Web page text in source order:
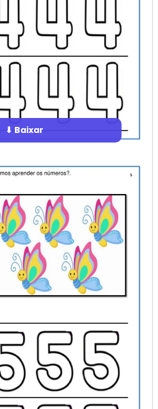
⬇ Baixar